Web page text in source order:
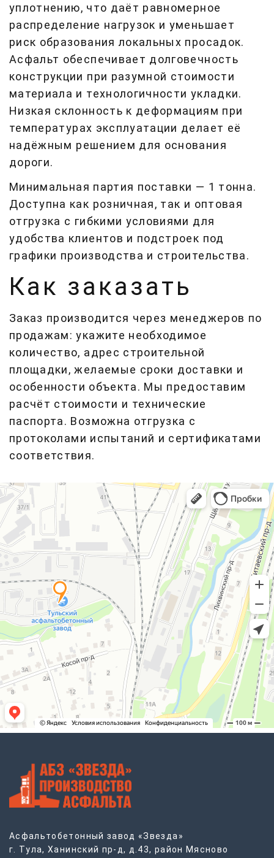
уплотнению, что даёт равномерное
распределение нагрузок и уменьшает
риск образования локальных просадок.
Асфальт обеспечивает долговечность
конструкции при разумной стоимости
материала и технологичности укладки.
Низкая склонность к деформациям при
температурах эксплуатации делает её
надёжным решением для основания
дороги.
Минимальная партия поставки — 1 тонна.
Доступна как розничная, так и оптовая
отгрузка с гибкими условиями для
удобства клиентов и подстроек под
графики производства и строительства.
Как заказать
Заказ производится через менеджеров по
продажам: укажите необходимое
количество, адрес строительной
площадки, желаемые сроки доставки и
особенности объекта. Мы предоставим
расчёт стоимости и технические
паспорта. Возможна отгрузка с
протоколами испытаний и сертификатами
соответствия.
Асфальтобетонный завод «Звезда»
г. Тула, Ханинский пр-д, д.43, район Мясново